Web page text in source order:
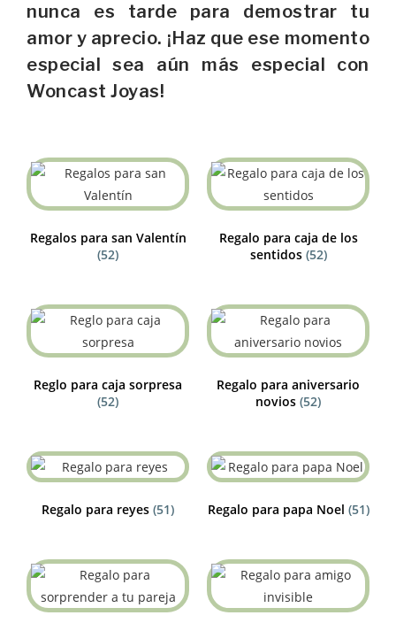
nunca es tarde para demostrar tu
amor y aprecio. ¡Haz que ese momento
especial sea aún más especial con
Woncast Joyas!
Regalos para san Valentín
(52)
Regalo para caja de los
sentidos (52)
Reglo para caja sorpresa
(52)
Regalo para aniversario
novios (52)
Regalo para reyes (51) Regalo para papa Noel (51)